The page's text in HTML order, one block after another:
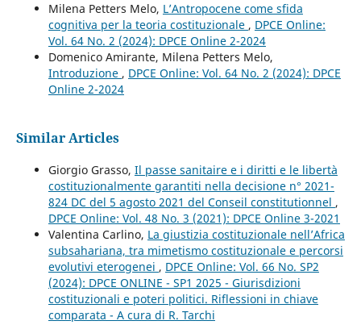
Milena Petters Melo, L’Antropocene come sfida
cognitiva per la teoria costituzionale , DPCE Online:
Vol. 64 No. 2 (2024): DPCE Online 2-2024
Domenico Amirante, Milena Petters Melo,
Introduzione , DPCE Online: Vol. 64 No. 2 (2024): DPCE
Online 2-2024
Similar Articles
Giorgio Grasso, Il passe sanitaire e i diritti e le libertà
costituzionalmente garantiti nella decisione n° 2021-
824 DC del 5 agosto 2021 del Conseil constitutionnel ,
DPCE Online: Vol. 48 No. 3 (2021): DPCE Online 3-2021
Valentina Carlino, La giustizia costituzionale nell’Africa
subsahariana, tra mimetismo costituzionale e percorsi
evolutivi eterogenei , DPCE Online: Vol. 66 No. SP2
(2024): DPCE ONLINE - SP1 2025 - Giurisdizioni
costituzionali e poteri politici. Riflessioni in chiave
comparata - A cura di R. Tarchi